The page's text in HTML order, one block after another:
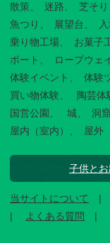
散策
迷路 芝そり
魚つり
展望台
乗り物工場
お菓子
ボート
ロープウェ
体験イベント
体験
買い物体験
陶芸体
国営公園
城 洞
屋内（室内）
屋外
子供とお
当サイトについて
よくある質問